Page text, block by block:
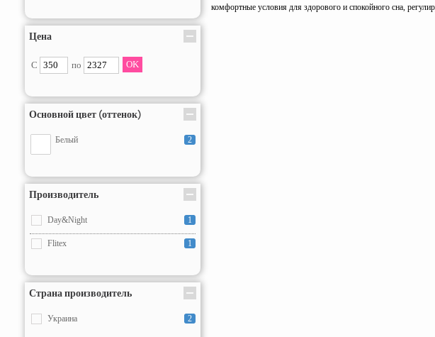
Цена
С по
Основной цвет (оттенок)
Белый 2
Производитель
Day&Night 1
Flitex 1
Страна производитель
Украина 2
комфортные условия для здорового и спокойного сна,